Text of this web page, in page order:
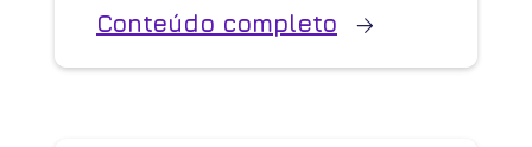
Conteúdo completo